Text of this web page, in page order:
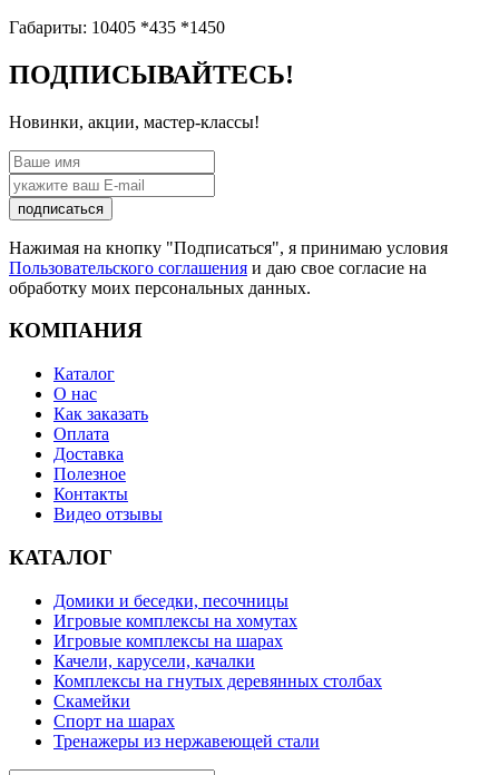
Габариты: 10405 *435 *1450
ПОДПИСЫВАЙТЕСЬ!
Новинки, акции, мастер-классы!
подписаться
Нажимая на кнопку "Подписаться", я принимаю условия
Пользовательского соглашения и даю свое согласие на
обработку моих персональных данных.
КОМПАНИЯ
Каталог
О нас
Как заказать
Оплата
Доставка
Полезное
Контакты
Видео отзывы
КАТАЛОГ
Домики и беседки, песочницы
Игровые комплексы на хомутах
Игровые комплексы на шарах
Качели, карусели, качалки
Комплексы на гнутых деревянных столбах
Скамейки
Спорт на шарах
Тренажеры из нержавеющей стали